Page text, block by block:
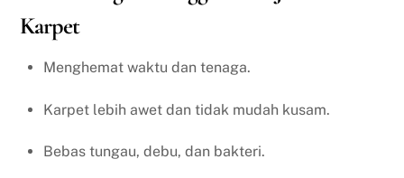
Karpet
Menghemat waktu dan tenaga.
Karpet lebih awet dan tidak mudah kusam.
Bebas tungau, debu, dan bakteri.